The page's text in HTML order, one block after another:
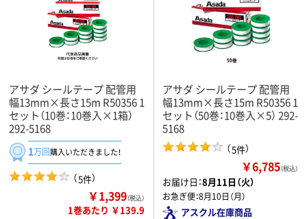
アサダ シールテープ 配管用
幅13mm×長さ15m R50356 1
セット（10巻：10巻入×1箱）
292-5168
1万回購入いただきました！
（5件）
￥1,399（税込）
1巻あたり ￥139.9
アサダ シールテープ 配管用
幅13mm×長さ15m R50356 1
セット（50巻：10巻入×5） 292-
5168
（5件）
￥6,785（税込）
お届け日：8月11日（火）
お急ぎ便：8月10日（月）
アスクル在庫商品